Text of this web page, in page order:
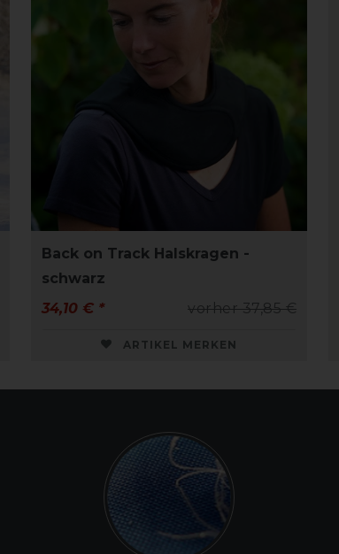
Back on Track Halskragen -
schwarz
vorher 37,85 €
34,10 € *
ARTIKEL MERKEN